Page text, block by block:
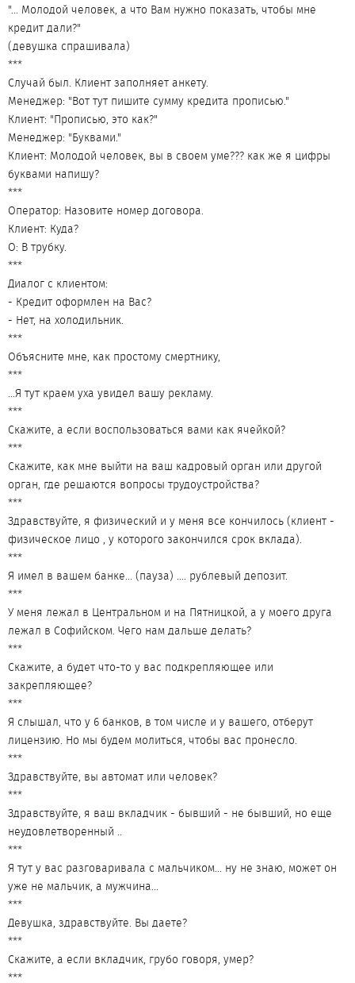
"... Молодой человек, а что Вам нужно показать, чтобы мне
кредит дали?"
(девушка спрашивала)
***
Случай был. Клиент заполняет анкету.
Менеджер: "Вот тут пишите сумму кредита прописью."
Клиент: "Прописью, это как?"
Менеджер: "Буквами."
Клиент: Молодой человек, вы в своем уме??? как же я цифры
буквами напишу?
***
Оператор: Назовите номер договора.
Клиент: Куда?
О: В трубку.
***
Диалог с клиентом:
- Кредит оформлен на Вас?
- Нет, на холодильник.
***
Объясните мне, как простому смертнику,
***
...Я тут краем уха увидел вашу рекламу.
***
Cкажите, а если воспользоваться вами как ячейкой?
***
Скажите, как мне выйти на ваш кадровый орган или другой
орган, где решаются вопросы трудоустройства?
***
Здравствуйте, я физический и у меня все кончилось (клиент -
физическое лицо , у которого закончился срок вклада).
***
Я имел в вашем банке... (пауза) .... рублевый депозит.
***
У меня лежал в Центральном и на Пятницкой, а у моего друга
лежал в Софийском. Чего нам дальше делать?
***
Cкажите, а будет что-то у вас подкрепляющее или
закрепляющее?
***
Я слышал, что у 6 банков, в том числе и у вашего, отберут
лицензию. Но мы будем молиться, чтобы вас пронесло.
***
Здравствуйте, вы автомат или человек?
***
Здравствуйте, я ваш вкладчик - бывший - не бывший, но еще
неудовлетворенный ..
***
Я тут у вас разговаривала с мальчиком... ну не знаю, может он
уже не мальчик, а мужчина...
***
Девушка, здравствуйте. Вы даете?
***
Скажите, а если вкладчик, грубо говоря, умер?
***